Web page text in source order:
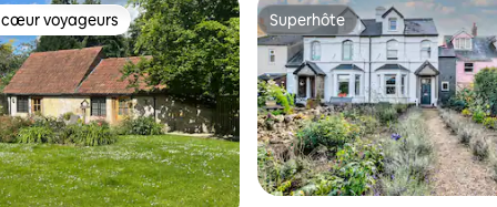
cœur voyageurs
voyageurs Superhôte
Superhôte